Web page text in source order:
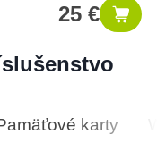
25 €
karty